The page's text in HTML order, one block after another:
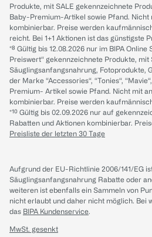
Produkte, mit SALE gekennzeichnete
Baby-Premium-Artikel sowie Pfand. Nicht
kombinierbar. Preise werden
reicht. Bei 1+1 Aktionen ist das günstigste
*⁸ Gültig bis 12.08.2026 nur im BIPA
Preiswert“ gekennzeichnete Produkte,
Säuglingsanfangsnahrung, Fotoprodukte,
der Marke “Accessories“, “Tonies“,
Premium- Artikel sowie Pfand. Nicht mit
kombinierbar. Preise werden
*¹⁰ Gültig bis 02.09.2026 nur auf
Rabatten und Aktionen kombinierbar.
Preisliste der letzten 30 Tage
Aufgrund der EU-Richtlinie 2006/141/EG
Säuglingsanfangsnahrung Rabatte oder
weiteren ist ebenfalls ein Sammeln von
nicht erlaubt und daher nicht möglich. Bei
das BIPA Kundenservice.
MwSt. gesenkt